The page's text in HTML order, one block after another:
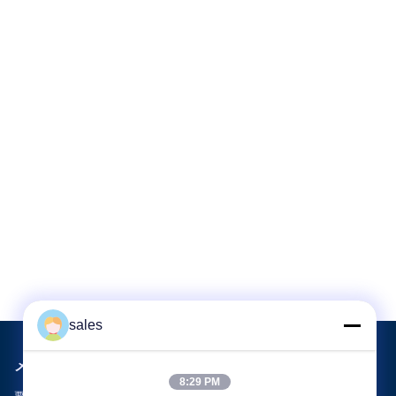
メールでお問い合わせ
sales
8:29 PM